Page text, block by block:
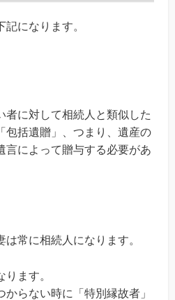
になります。
に対して相続人と類似した
包括遺贈」、つまり、遺産の
言によって贈与する必要があ
常に相続人になります。
ます。
らない時に「特別縁故者」